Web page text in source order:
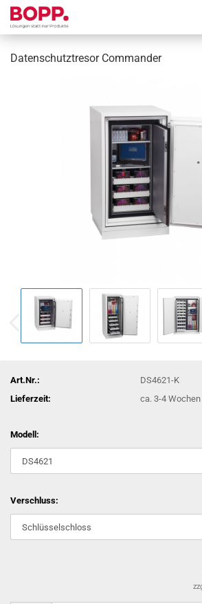
Datenschutztresor Commander
Art.Nr.:
DS4621-K
Lieferzeit:
ca. 3-4
Modell:
Verschluss: